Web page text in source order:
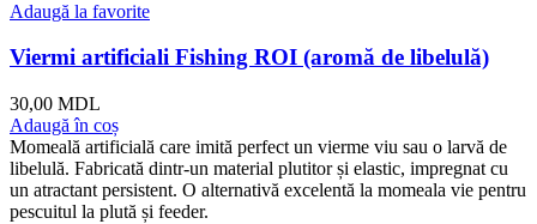
Adaugă la favorite
Viermi artificiali Fishing ROI (aromă de libelulă)
30,00 MDL
Adaugă în coș
Momeală artificială care imită perfect un vierme viu sau o larvă de
libelulă. Fabricată dintr-un material plutitor și elastic, impregnat cu
un atractant persistent. O alternativă excelentă la momeala vie pentru
pescuitul la plută și feeder.